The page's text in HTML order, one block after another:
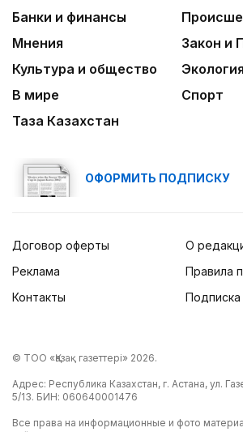
Банки и финансы
Мнения
Закон и
Культура и общество
Экология
В мире
Спорт
Таза Казахстан
ОФОРМИТЬ ПОДПИСКУ
Договор оферты
Реклама
Контакты
О
Правила
Подписка
© ТОО «Қазақ газеттері» 2026.
Адрес: Республика Казахстан, г. Астана, ул.
5/13. БИН: 060640001476
Все права на информационные и фото